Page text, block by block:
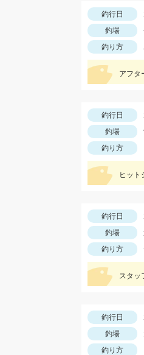
釣行日
釣場
釣り方
アフタ
釣行日
釣場
釣り方
ヒット
釣行日
釣場
釣り方
スタッ
釣行日
釣場
釣り方